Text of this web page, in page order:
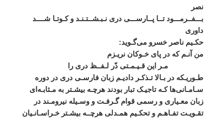
نصر
بـــفــرمـــود تــا پــارســـی دری نـبـشــتـنـد و کـوتـا شــــد
داوری
حکـيم ناصر خسرو میگـويد:
من آنـم که در پای خـوکان نريـزم
مـر
اين قـيـمـتی دّر لـفــظ دری را
طـوريـکه در بـالا تـذکـر داديـم زبان فارسـی دری در دوره
سـامـانیها کـه تاجيـک ‌تبار بودند هرچـه بيشـتر به مـثابـه ای
زبان معـياری و رسمی قوام گـرفـت و وسـيله نيرومـند در
تقـويـت تفـاهـم و تحکـيم همـدلی هرچــه بيشـتر خـراسـانـيان